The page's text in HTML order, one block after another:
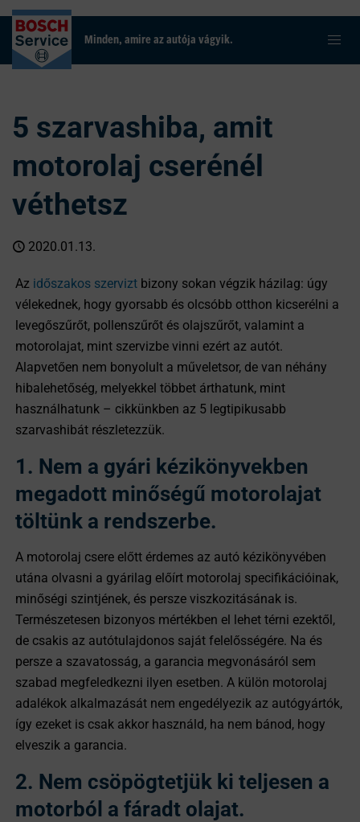
Minden, amire az autója vágyik.
5 szarvashiba, amit
motorolaj cserénél
véthetsz
2020.01.13.
Az időszakos szervizt bizony sokan végzik házilag: úgy
vélekednek, hogy gyorsabb és olcsóbb otthon kicserélni a
levegőszűrőt, pollenszűrőt és olajszűrőt, valamint a
motorolajat, mint szervizbe vinni ezért az autót.
Alapvetően nem bonyolult a műveletsor, de van néhány
hibalehetőség, melyekkel többet árthatunk, mint
használhatunk – cikkünkben az 5 legtipikusabb
szarvashibát részletezzük.
1. Nem a gyári kézikönyvekben
megadott minőségű motorolajat
töltünk a rendszerbe.
A motorolaj csere előtt érdemes az autó kézikönyvében
utána olvasni a gyárilag előírt motorolaj specifikációinak,
minőségi szintjének, és persze viszkozitásának is.
Természetesen bizonyos mértékben el lehet térni ezektől,
de csakis az autótulajdonos saját felelősségére. Na és
persze a szavatosság, a garancia megvonásáról sem
szabad megfeledkezni ilyen esetben. A külön motorolaj
adalékok alkalmazását nem engedélyezik az autógyártók,
így ezeket is csak akkor használd, ha nem bánod, hogy
elveszik a garancia.
2. Nem csöpögtetjük ki teljesen a
motorból a fáradt olajat.